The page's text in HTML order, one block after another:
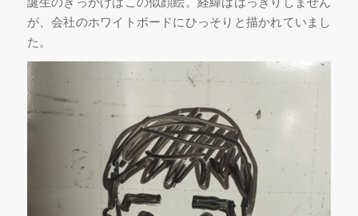
が、会社のホワイトボードにひっそりと描かれていまし
た。